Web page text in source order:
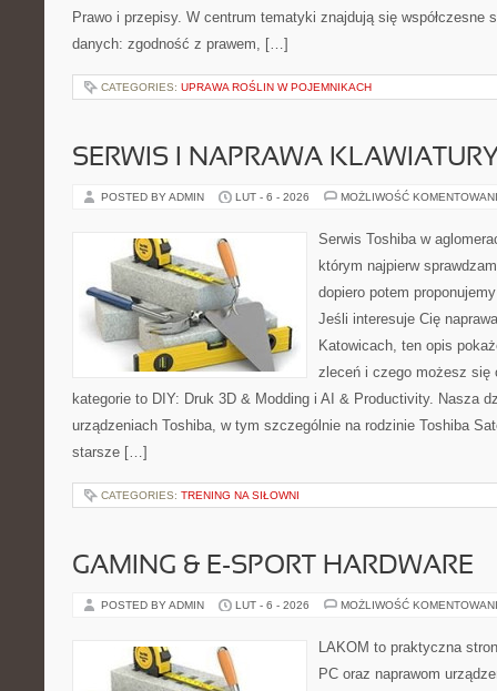
Prawo i przepisy. W centrum tematyki znajdują się współczesne
danych: zgodność z prawem, […]
CATEGORIES: UPRAWA ROŚLIN W POJEMNIKACH
SERWIS I NAPRAWA
POSTED BY ADMIN LUT - 6 - 2026 MOŻLIWOŚĆ
Serwis Toshiba w
którym najpierw
dopiero potem
Jeśli interesuje Cię
Katowicach, ten opis
zleceń i czego możesz się
kategorie to DIY: Druk 3D & Modding i AI & Productivity. Nasza
urządzeniach Toshiba, w tym szczególnie na rodzinie Toshiba
starsze […]
CATEGORIES: TRENING NA SIŁOWNI
GAMING & E-SPORT HARDWARE
POSTED BY ADMIN LUT - 6 - 2026 MOŻLIWOŚĆ
LAKOM to praktyczna
PC oraz naprawom